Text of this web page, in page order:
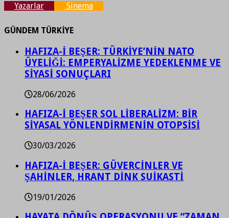
Yazarlar Sinema
GÜNDEM TÜRKİYE
HAFIZA-İ BEŞER: TÜRKİYE’NİN NATO
ÜYELİĞİ: EMPERYALİZME YEDEKLENME VE
SİYASİ SONUÇLARI
28/06/2026
HAFIZA-İ BEŞER SOL LİBERALİZM: BİR
SİYASAL YÖNLENDİRMENİN OTOPSİSİ
30/03/2026
HAFIZA-İ BEŞER: GÜVERCİNLER VE
ŞAHİNLER, HRANT DİNK SUİKASTİ
19/01/2026